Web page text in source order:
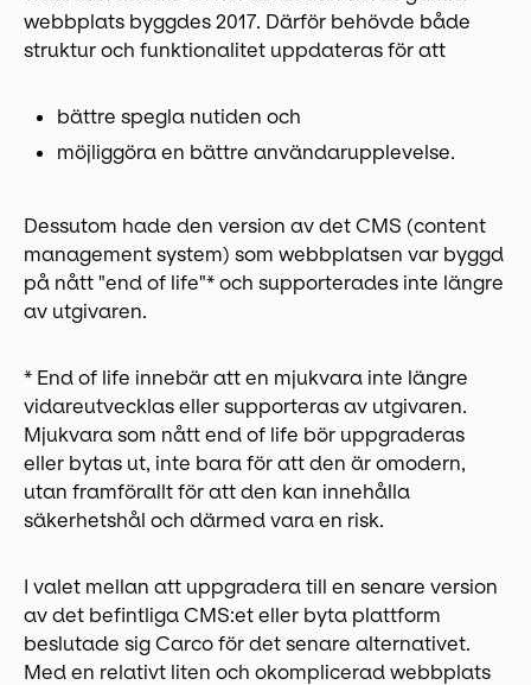
webbplats byggdes 2017. Därför behövde både
struktur och funktionalitet uppdateras för att
bättre spegla nutiden och
möjliggöra en bättre användarupplevelse.
Dessutom hade den version av det CMS (content
management system) som webbplatsen var byggd
på nått "end of life"* och supporterades inte längre
av utgivaren.
* End of life innebär att en mjukvara inte längre
vidareutvecklas eller supporteras av utgivaren.
Mjukvara som nått end of life bör uppgraderas
eller bytas ut, inte bara för att den är omodern,
utan framförallt för att den kan innehålla
säkerhetshål och därmed vara en risk.
I valet mellan att uppgradera till en senare version
av det befintliga CMS:et eller byta plattform
beslutade sig Carco för det senare alternativet.
Med en relativt liten och okomplicerad webbplats